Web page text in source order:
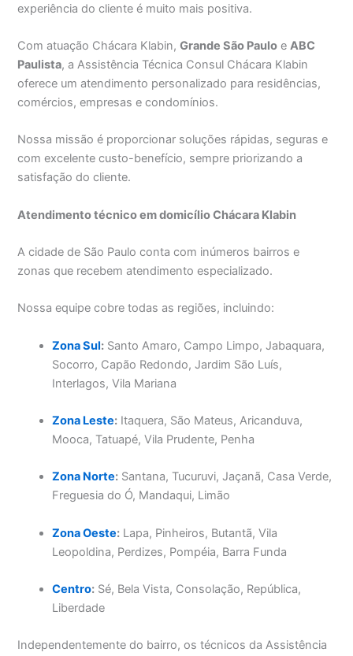
experiência do cliente é muito mais positiva.
Com atuação Chácara Klabin,Grande São Paulo eABC
Paulista, a Assistência Técnica Consul Chácara Klabin
oferece um atendimento personalizado para residências,
comércios, empresas e condomínios.
Nossa missão é proporcionar soluções rápidas, seguras e
com excelente custo-benefício, sempre priorizando a
satisfação do cliente.
Atendimento técnico em domicílio Chácara Klabin
A cidade de São Paulo conta com inúmeros bairros e
zonas que recebem atendimento especializado.
Nossa equipe cobre todas as regiões, incluindo:
Zona Sul: Santo Amaro, Campo Limpo, Jabaquara,
Socorro, Capão Redondo, Jardim São Luís,
Interlagos, Vila Mariana
Zona Leste: Itaquera, São Mateus, Aricanduva,
Mooca, Tatuapé, Vila Prudente, Penha
Zona Norte: Santana, Tucuruvi, Jaçanã, Casa Verde,
Freguesia do Ó, Mandaqui, Limão
Zona Oeste: Lapa, Pinheiros, Butantã, Vila
Leopoldina, Perdizes, Pompéia, Barra Funda
Centro: Sé, Bela Vista, Consolação, República,
Liberdade
Independentemente do bairro, os técnicos da Assistência